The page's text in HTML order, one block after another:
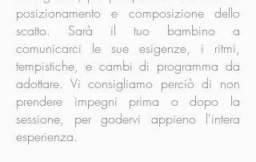
posizionamento e composizione dello
scatto. Sarà il tuo bambino a
comunicarci le sue esigenze, i ritmi,
tempistiche, e cambi di programma da
adottare. Vi consigliamo perciò di non
prendere impegni prima o dopo la
sessione, per godervi appieno l'intera
esperienza.